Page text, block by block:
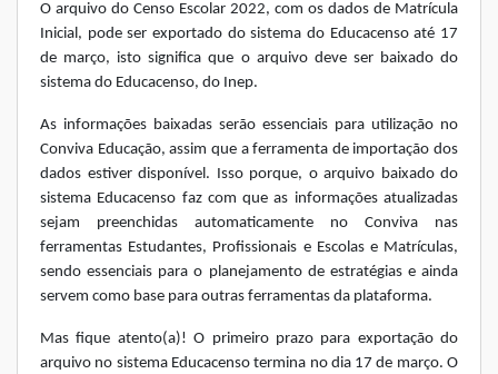
O arquivo do Censo Escolar 2022, com os dados de Matrícula
Inicial, pode ser exportado do sistema do Educacenso até 17
de março, isto significa que o arquivo deve ser baixado do
sistema do Educacenso, do Inep.
As informações baixadas serão essenciais para utilização no
Conviva Educação, assim que a ferramenta de importação dos
dados estiver disponível. Isso porque, o arquivo baixado do
sistema Educacenso faz com que as informações atualizadas
sejam preenchidas automaticamente no Conviva nas
ferramentas Estudantes, Profissionais e Escolas e Matrículas,
sendo essenciais para o planejamento de estratégias e ainda
servem como base para outras ferramentas da plataforma.
Mas fique atento(a)! O primeiro prazo para exportação do
arquivo no sistema Educacenso termina no dia 17 de março. O